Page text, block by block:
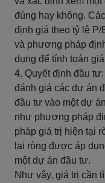
đúng hay không.
định giá theo tỷ lệ
và phương pháp
dụng để tính toán
4. Quyết định đầu
đánh giá các dự án
đầu tư vào một dự
như phương pháp
pháp giá trị hiện tại
lai ròng được áp
một dự án đầu tư.
Như vậy, giá trị cần